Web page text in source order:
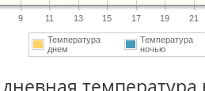
9 11 13 15 17 19 21
Температура
днем
Температура
ночью